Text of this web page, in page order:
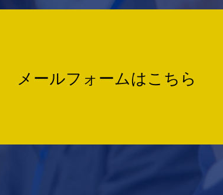
メールフォームはこちら